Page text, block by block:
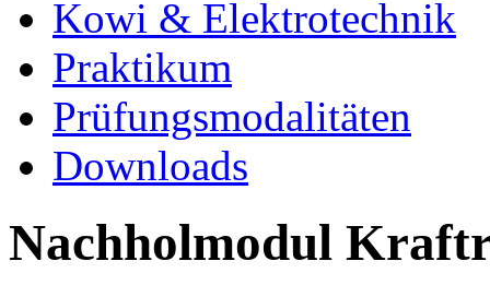
Kowi & Elektrotechnik
Praktikum
Prüfungsmodalitäten
Downloads
Nachholmodul